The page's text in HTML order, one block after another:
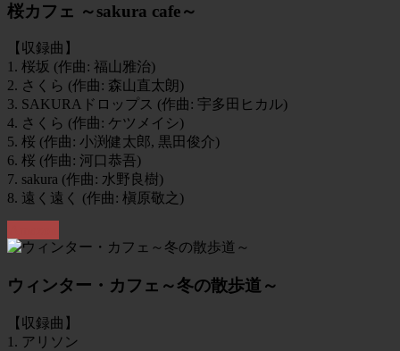
桜カフェ ～sakura cafe～
【収録曲】
1. 桜坂 (作曲: 福山雅治)
2. さくら (作曲: 森山直太朗)
3. SAKURAドロップス (作曲: 宇多田ヒカル)
4. さくら (作曲: ケツメイシ)
5. 桜 (作曲: 小渕健太郎, 黒田俊介)
6. 桜 (作曲: 河口恭吾)
7. sakura (作曲: 水野良樹)
8. 遠く遠く (作曲: 槇原敬之)
ウィンター・カフェ～冬の散歩道～
【収録曲】
1. アリソン